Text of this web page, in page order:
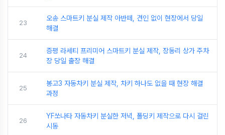
23
오송 스마트키 분실 제작 아반떼, 견인 없이 현장에서 당일
해결
24
증평 라세티 프리미어 스마트키 분실 제작, 장동리 상가 주차
장 당일 출장 해결
25
봉고3 자동차키 분실 제작, 차키 하나도 없을 때 현장 해결
과정
26
YF쏘나타 자동차키 분실한 저녁, 폴딩키 제작으로 다시 걸린
시동